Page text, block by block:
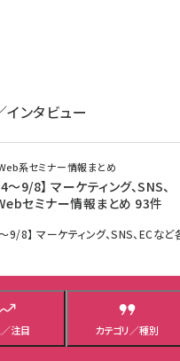
注目 カテゴリ／種別
インタビュー
系セミナー情報まとめ
9/8】 マーケティング、SNS、
セミナー情報まとめ 93件
9/8】 マーケティング、SNS、ECな
部